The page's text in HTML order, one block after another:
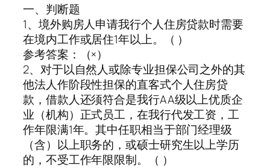
一、判断题
1、境外购房人申请我行个人住房贷款时需要
在境内工作或居住1年以上。（ ）
参考答案：（×）
2、对于以自然人或除专业担保公司之外的其
他法人作阶段性担保的直客式个人住房贷
款，借款人还须符合是我行AA级以上优质企
业（机构）正式员工，在我行代发工资，工
作年限满1年。其中任职相当于部门经理级
（含）以上职务的，或硕士研究生以上学历
的，不受工作年限限制。（ ）